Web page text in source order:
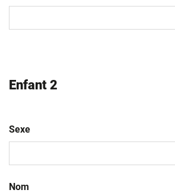
MM
Enfant 2
Sexe
Nom